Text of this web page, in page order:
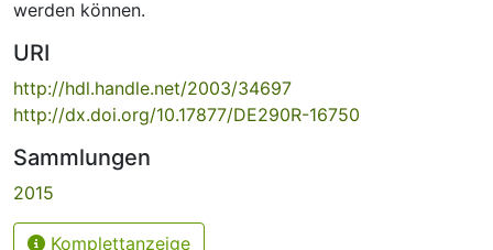
werden können.
URI
http://hdl.handle.net/2003/34697
http://dx.doi.org/10.17877/DE290R-16750
Sammlungen
2015
Komplettanzeige